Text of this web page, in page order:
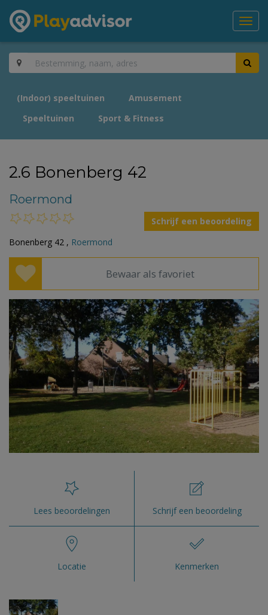
(Indoor) speeltuinen
Amusement
Speeltuinen
Sport & Fitness
2.6 Bonenberg 42
Roermond
Schrijf een beoordeling
Bonenberg 42 , Roermond
Bewaar als favoriet
Lees beoordelingen Schrijf een beoordeling
Locatie Kenmerken